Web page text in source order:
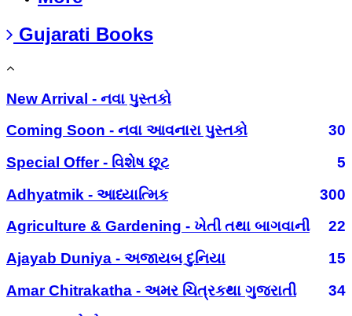
Gujarati Books
New Arrival - નવા પુસ્તકો
Coming Soon - નવા આવનારા પુસ્તકો
30
Special Offer - વિશેષ છૂટ
5
Adhyatmik - આધ્યાત્મિક
300
Agriculture & Gardening - ખેતી તથા બાગવાની
22
Ajayab Duniya - અજાયબ દુનિયા
15
Amar Chitrakatha - અમર ચિત્રકથા ગુજરાતી
34